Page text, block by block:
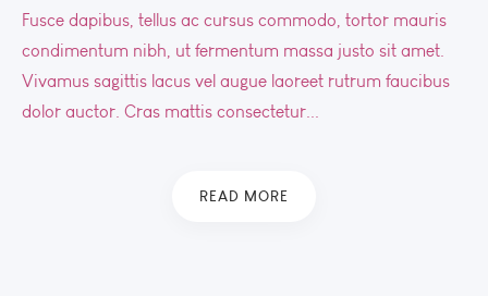
Fusce dapibus, tellus ac cursus commodo, tortor mauris
condimentum nibh, ut fermentum massa justo sit amet.
Vivamus sagittis lacus vel augue laoreet rutrum faucibus
dolor auctor. Cras mattis consectetur...
READ MORE